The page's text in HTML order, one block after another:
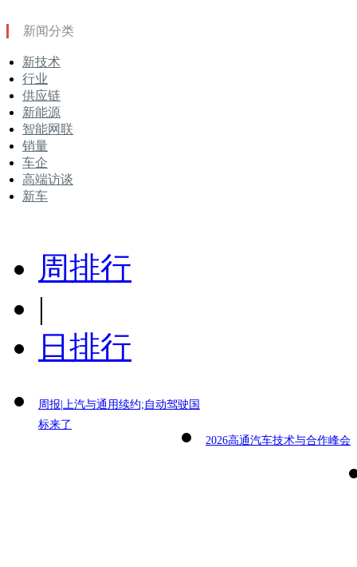
新闻分类
新技术
行业
供应链
新能源
智能网联
销量
车企
高端访谈
新车
周排行
|
日排行
周报|上汽与通用续约;自动驾驶国
标来了
2026高通汽车技术与合作峰会